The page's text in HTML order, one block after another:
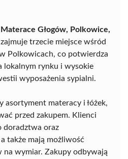
Głogów, Polkowice,
zajmuje trzecie miejsce wśród
Polkowicach, co potwierdza
lokalnym rynku i wysokie
wyposażenia sypialni.
asortyment materacy i łóżek,
przed zakupem. Klienci
doradztwa oraz
także mają możliwość
wymiar. Zakupy odbywają